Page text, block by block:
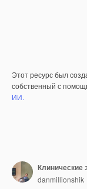
Этот ресурс был
собственный с
ИИ.
danmillionshik